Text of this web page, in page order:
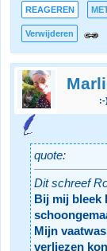
REAGEREN
Verwijderen
:-)
quote:
Dit schreef
Bij mij bleek
Mijn
verliezen